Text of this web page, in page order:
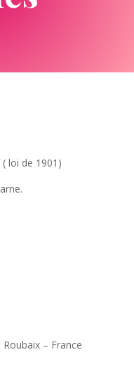
loi de 1901)
– France